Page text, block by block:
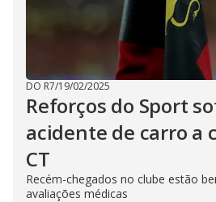
DO R7/19/02/2025
Reforços do Sport
acidente de carro a
CT
Recém-chegados no clube estão
avaliações médicas